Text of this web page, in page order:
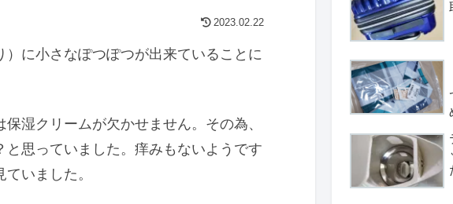
2023.02.22
に小さなぽつぽつが出来ていることに
湿クリームが欠かせません。その為、
思っていました。痒みもないようです
いました。